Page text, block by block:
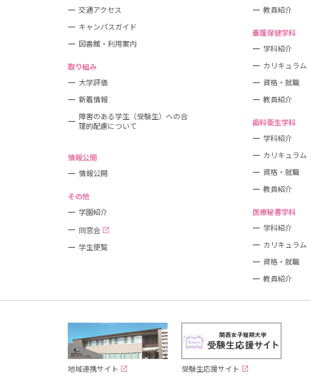
交通アクセス
キャンパスガイド
図書館・利用案内
取り組み
大学評価
新着情報
障害のある学生（受験生）への合
理的配慮について
情報公開
情報公開
その他
学園紹介
同窓会
学生便覧
教員紹介
養護保健学科
学科紹介
カリキュラム
資格・就職
教員紹介
歯科衛生学科
学科紹介
カリキュラム
資格・就職
教員紹介
医療秘書学科
学科紹介
カリキュラム
資格・就職
教員紹介
地域連携サイト 受験生応援サイト